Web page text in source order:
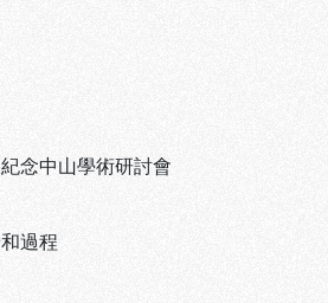
念中山學術研討會
過程